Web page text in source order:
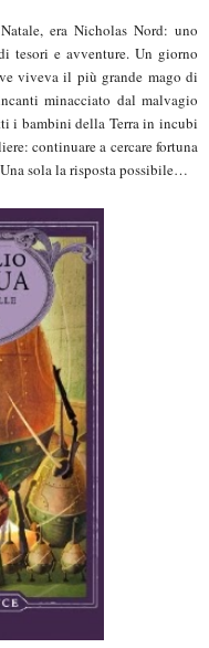
era Nicholas Nord: uno
tesori e avventure. Un giorno
viveva il più grande mago di
minacciato dal malvagio
i bambini della Terra in incubi
continuare a cercare fortuna
sola la risposta possibile…